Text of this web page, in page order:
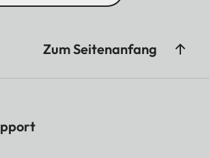
Zum Seitenanfang